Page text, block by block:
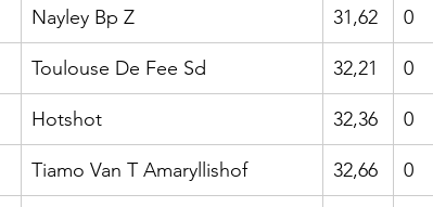
Nayley Bp Z 31,62 0
Toulouse De Fee Sd 32,21 0
Hotshot 32,36 0
Tiamo Van T Amaryllishof 32,66 0